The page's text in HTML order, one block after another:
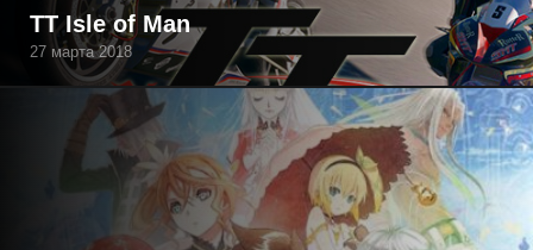
TT Isle of Man
27 марта 2018